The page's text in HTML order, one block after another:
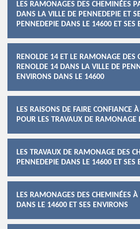
LES RAMONAGES DES CHEMINÉES
DANS LA VILLE DE PENNEDEPIE ET
PENNEDEPIE DANS LE 14600 ET SES
RENOLDE 14 ET LE RAMONAGE DES
RENOLDE 14 DANS LA VILLE DE
ENVIRONS DANS LE 14600
LES RAISONS DE FAIRE CONFIANCE
POUR LES TRAVAUX DE RAMONAGE
LES TRAVAUX DE RAMONAGE DES
PENNEDEPIE DANS LE 14600 ET SES
LES RAMONAGES DES CHEMINÉES
DANS LE 14600 ET SES ENVIRONS